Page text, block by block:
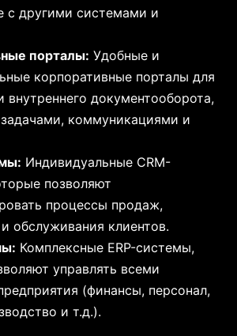
с другими системами и
порталы: Удобные и
корпоративные порталы для
внутреннего документооборота,
коммуникациями и
Индивидуальные CRM-
позволяют
процессы продаж,
обслуживания клиентов.
Комплексные ERP-системы,
управлять всеми
(финансы, персонал,
и т.д.).